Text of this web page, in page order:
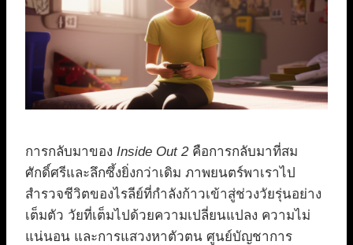
การกลับมาของ Inside Out 2คือการกลับมาที่สม
ศักดิ์ศรีและลึกซึ้งยิ่งกว่าเดิม ภาพยนตร์พาเราไป
สำรวจชีวิตของไรลีย์ที่กำลังก้าวเข้าสู่ช่วงวัยรุ่นอย่าง
เต็มตัว วัยที่เต็มไปด้วยความเปลี่ยนแปลง ความไม่
แน่นอน และการแสวงหาตัวตน ศูนย์บัญชาการ